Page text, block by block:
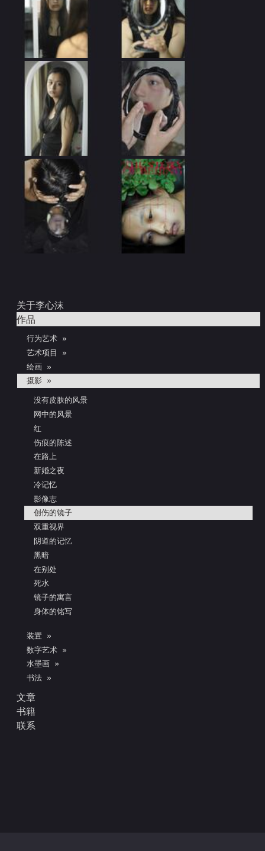
关于李心沫
作品
行为艺术 »
艺术项目 »
绘画 »
摄影 »
没有皮肤的风景
网中的风景
红
伤痕的陈述
在路上
新婚之夜
冷记忆
影像志
创伤的镜子
双重视界
阴道的记忆
黑暗
在别处
死水
镜子的寓言
身体的铭写
装置 »
数字艺术 »
水墨画 »
书法 »
文章
书籍
联系